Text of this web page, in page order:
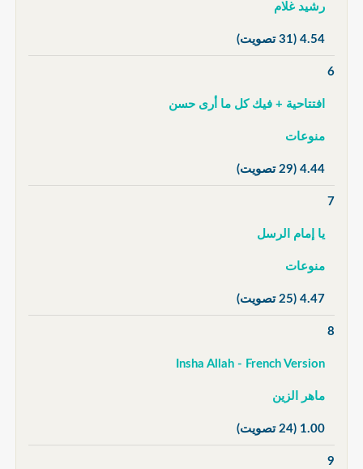
رشيد غلام
4.54 (31 تصويت)
6
افتتاحية + فيك كل ما أرى حسن
منوعات
4.44 (29 تصويت)
7
يا إمام الرسل
منوعات
4.47 (25 تصويت)
8
Insha Allah - French Version
ماهر الزين
1.00 (24 تصويت)
9